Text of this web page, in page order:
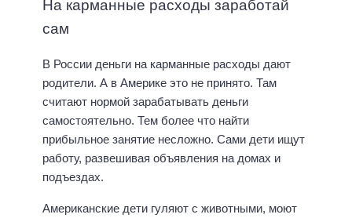
На карманные расходы заработай
сам
В России деньги на карманные расходы дают
родители. А в Америке это не принято. Там
считают нормой зарабатывать деньги
самостоятельно. Тем более что найти
прибыльное занятие несложно. Сами дети ищут
работу, развешивая объявления на домах и
подъездах.
Американские дети гуляют с животными, моют